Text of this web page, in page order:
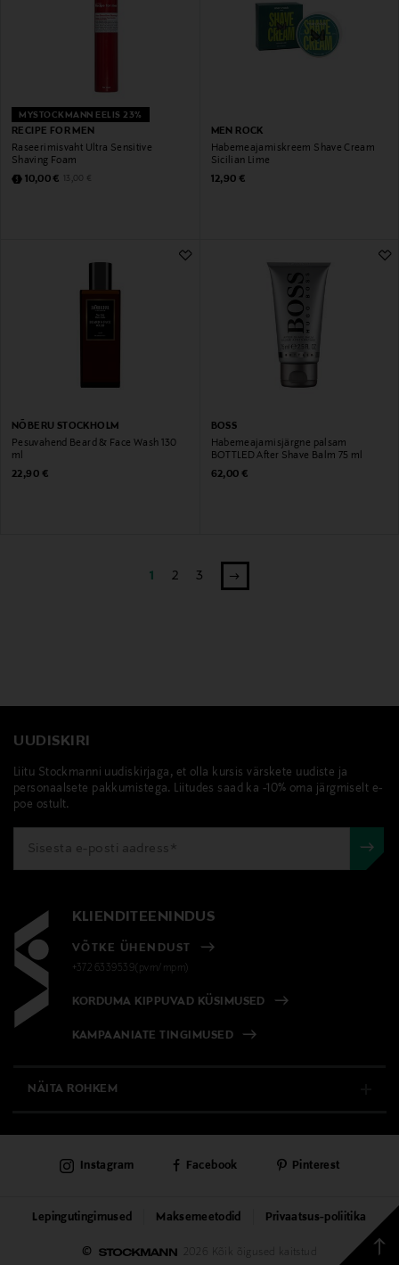
MYSTOCKMANN EELIS 23%
RECIPE FOR MEN
Raseerimisvaht Ultra Sensitive
Shaving Foam
Discounted Price
10,00 € Original Price
13,00 €
MEN ROCK
Habemeajamiskreem Shave Cream
Sicilian Lime
Original Price
12,90 €
NÕBERU STOCKHOLM
Pesuvahend Beard & Face Wash 130
ml
Original Price
22,90 €
BOSS
Habemeajamisjärgne palsam
BOTTLED After Shave Balm 75 ml
Original Price
62,00 €
1 2 3
UUDISKIRI
Liitu Stockmanni uudiskirjaga, et olla kursis värskete uudiste ja
personaalsete pakkumistega. Liitudes saad ka -10% oma järgmiselt e-
poe ostult.
KLIENDITEENINDUS
VÕTKE ÜHENDUST
+372 6339539(pvm/mpm)
KORDUMA KIPPUVAD KÜSIMUSED
KAMPAANIATE TINGIMUSED
NÄITA ROHKEM
PÜSIKLIENDITEENINDUS
KAUBAMAJAD
TEENUSED
© 2026 Kõik õigused kaitstud
Lepingutingimused Maksemeetodid Privaatsus-poliitika
Instagram Facebook Pinterest